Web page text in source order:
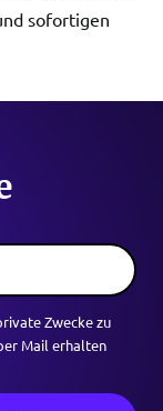
sofortigen
Zwecke zu
Mail erhalten